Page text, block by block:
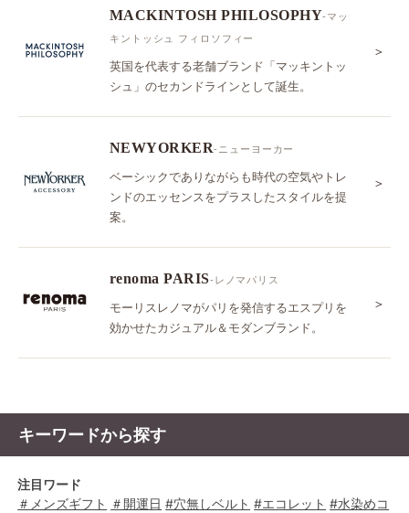
MACKINTOSH PHILOSOPHY-マッ
キントッシュ フィロソフィー
英国を代表する老舗ブランド「マッキントッ
シュ」のセカンドラインとして誕生。
＞
NEWYORKER-ニューヨーカー
ベーシックでありながらも時代の空気やトレ
ンドのエッセンスをプラスしたスタイルを提
案。
＞
renoma PARIS-レノマパリス
モーリスレノマがパリを発信するエスプリを
効かせたカジュアル＆モダンブランド。
＞
キーワードから探す
注目ワード
＃メンズギフト ＃開運日 #穴無しベルト #エコレット #水染めコ